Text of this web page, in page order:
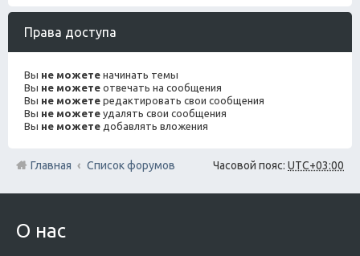
Права доступа
Вы не можете начинать темы
Вы не можете отвечать на сообщения
Вы не можете редактировать свои сообщения
Вы не можете удалять свои сообщения
Вы не можете добавлять вложения
Часовой пояс: UTC+03:00
Главная Список форумов
О нас